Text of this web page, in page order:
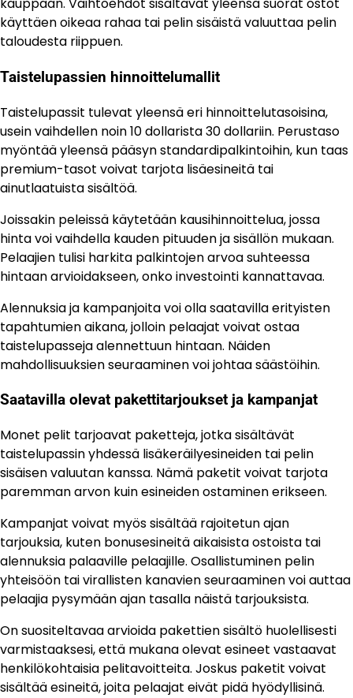
kauppaan. Vaihtoehdot sisältävät yleensä suorat ostot
käyttäen oikeaa rahaa tai pelin sisäistä valuuttaa pelin
taloudesta riippuen.
Taistelupassien hinnoittelumallit
Taistelupassit tulevat yleensä eri hinnoittelutasoisina,
usein vaihdellen noin 10 dollarista 30 dollariin. Perustaso
myöntää yleensä pääsyn standardipalkintoihin, kun taas
premium-tasot voivat tarjota lisäesineitä tai
ainutlaatuista sisältöä.
Joissakin peleissä käytetään kausihinnoittelua, jossa
hinta voi vaihdella kauden pituuden ja sisällön mukaan.
Pelaajien tulisi harkita palkintojen arvoa suhteessa
hintaan arvioidakseen, onko investointi kannattavaa.
Alennuksia ja kampanjoita voi olla saatavilla erityisten
tapahtumien aikana, jolloin pelaajat voivat ostaa
taistelupasseja alennettuun hintaan. Näiden
mahdollisuuksien seuraaminen voi johtaa säästöihin.
Saatavilla olevat pakettitarjoukset ja kampanjat
Monet pelit tarjoavat paketteja, jotka sisältävät
taistelupassin yhdessä lisäkeräilyesineiden tai pelin
sisäisen valuutan kanssa. Nämä paketit voivat tarjota
paremman arvon kuin esineiden ostaminen erikseen.
Kampanjat voivat myös sisältää rajoitetun ajan
tarjouksia, kuten bonusesineitä aikaisista ostoista tai
alennuksia palaaville pelaajille. Osallistuminen pelin
yhteisöön tai virallisten kanavien seuraaminen voi auttaa
pelaajia pysymään ajan tasalla näistä tarjouksista.
On suositeltavaa arvioida pakettien sisältö huolellisesti
varmistaaksesi, että mukana olevat esineet vastaavat
henkilökohtaisia pelitavoitteita. Joskus paketit voivat
sisältää esineitä, joita pelaajat eivät pidä hyödyllisinä.